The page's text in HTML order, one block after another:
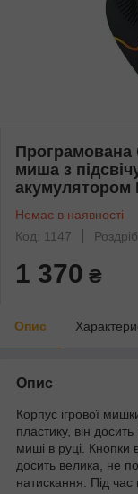
Програмована
миша з
акумулятором
Немає в наявності
Код: 1147
Роздріб
1 370 ₴
Опис
Опис
Корпус ігрової
пластику, він
миші в руці. Кнопки
досить велика, не
натискання. Під час